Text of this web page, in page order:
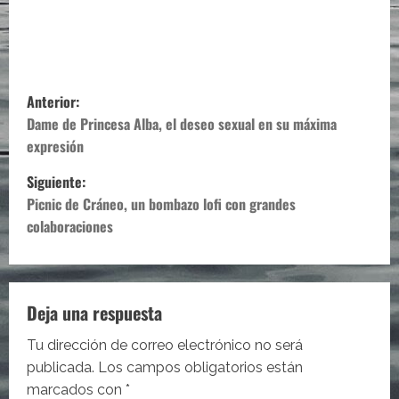
N
a
v
e
g
a
c
i
Anterior:
Dame de Princesa Alba, el deseo sexual en su máxima
expresión
Siguiente:
Picnic de Cráneo, un bombazo lofi con grandes
colaboraciones
Deja una respuesta
Tu dirección de correo electrónico no será
publicada. Los campos obligatorios están
marcados con *